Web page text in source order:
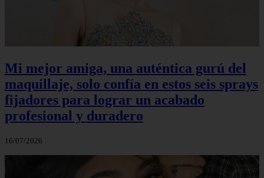
Mi mejor amiga, una auténtica gurú del
maquillaje, solo confía en estos seis sprays
fijadores para lograr un acabado
profesional y duradero
16/07/2026